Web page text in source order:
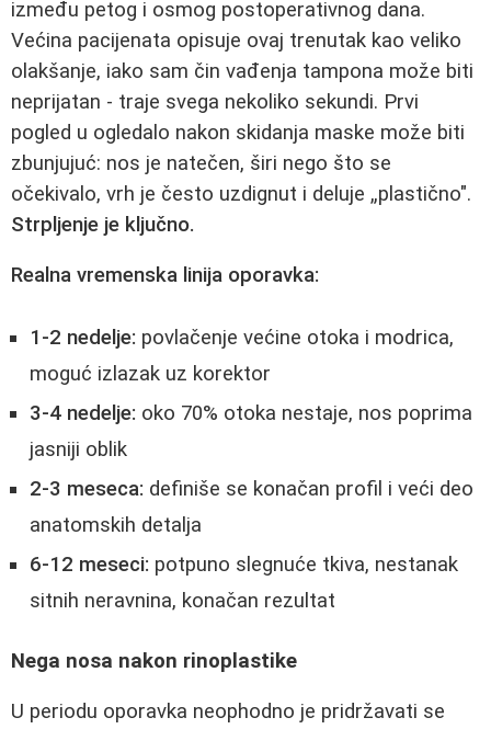
između petog i osmog postoperativnog dana.
Većina pacijenata opisuje ovaj trenutak kao veliko
olakšanje, iako sam čin vađenja tampona može biti
neprijatan - traje svega nekoliko sekundi. Prvi
pogled u ogledalo nakon skidanja maske može biti
zbunjujuć: nos je natečen, širi nego što se
očekivalo, vrh je često uzdignut i deluje „plastično".
Strpljenje je ključno.
Realna vremenska linija oporavka:
1-2 nedelje: povlačenje većine otoka i modrica,
moguć izlazak uz korektor
3-4 nedelje: oko 70% otoka nestaje, nos poprima
jasniji oblik
2-3 meseca: definiše se konačan profil i veći deo
anatomskih detalja
6-12 meseci: potpuno slegnuće tkiva, nestanak
sitnih neravnina, konačan rezultat
Nega nosa nakon rinoplastike
U periodu oporavka neophodno je pridržavati se